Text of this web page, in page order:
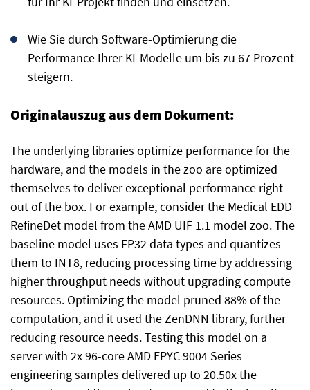
Wie Sie durch Software-Optimierung die
Performance Ihrer KI-Modelle um bis zu 67 Prozent
steigern.
Originalauszug aus dem Dokument:
The underlying libraries optimize performance for the
hardware, and the models in the zoo are optimized
themselves to deliver exceptional performance right
out of the box. For example, consider the Medical EDD
RefineDet model from the AMD UIF 1.1 model zoo. The
baseline model uses FP32 data types and quantizes
them to INT8, reducing processing time by addressing
higher throughput needs without upgrading compute
resources. Optimizing the model pruned 88% of the
computation, and it used the ZenDNN library, further
reducing resource needs. Testing this model on a
server with 2x 96-core AMD EPYC 9004 Series
engineering samples delivered up to 20.50x the